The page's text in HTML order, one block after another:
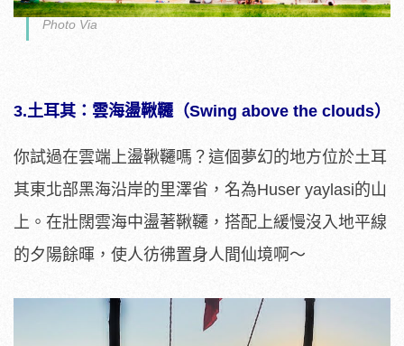
Photo Via
3.土耳其：雲海盪鞦韆（Swing above the clouds）
你試過在雲端上盪鞦韆嗎？這個夢幻的地方位於土耳
其東北部黑海沿岸的里澤省，名為Huser yaylasi的山
上。在壯闊雲海中盪著鞦韆，搭配上緩慢沒入地平線
的夕陽餘暉，使人彷彿置身人間仙境啊～